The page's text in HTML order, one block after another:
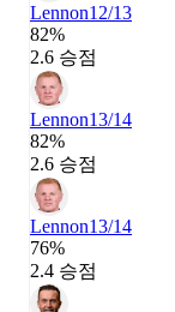
Lennon12/13
82%
2.6 승점
Lennon13/14
82%
2.6 승점
Lennon13/14
76%
2.4 승점